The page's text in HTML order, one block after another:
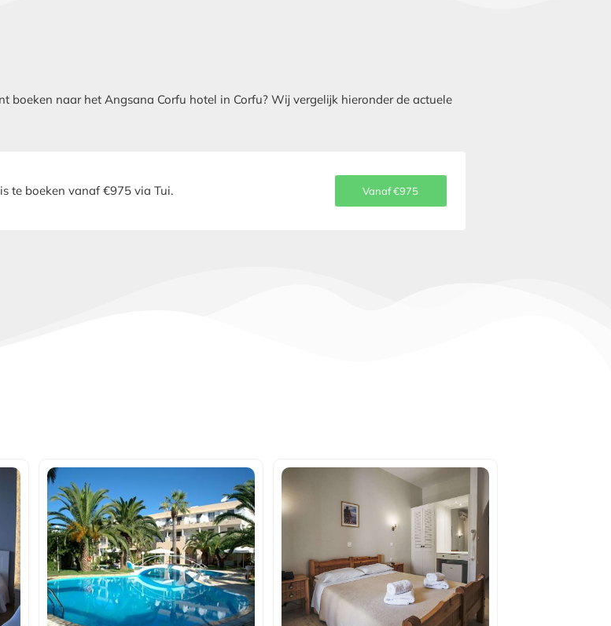
naar het Angsana Corfu hotel in Corfu? Wij vergelijk hieronder de actuele
te boeken vanaf €975 via Tui. Vanaf €975